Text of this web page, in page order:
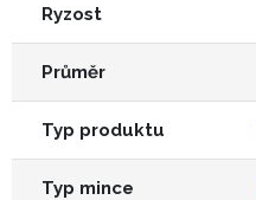
Ryzost
Průměr
Typ produktu
Typ mince